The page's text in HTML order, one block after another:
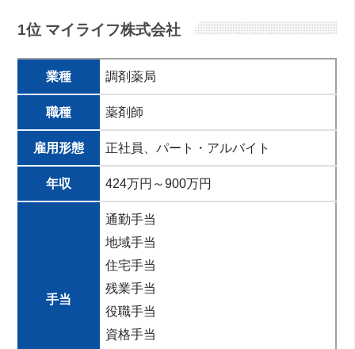
1位 マイライフ株式会社
業種 調剤薬局
職種 薬剤師
雇用形態 正社員、パート・アルバイト
年収 424万円～900万円
手当
通勤手当
地域手当
住宅手当
残業手当
役職手当
資格手当